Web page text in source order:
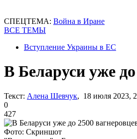
СПЕЦТЕМА: Война в Иране
ВСЕ ТЕМЫ
Вступление Украины в ЕС
В Беларуси уже
Текст: Алена Шевчук, 18 июля 2023,
0
427
Фото: Скриншот